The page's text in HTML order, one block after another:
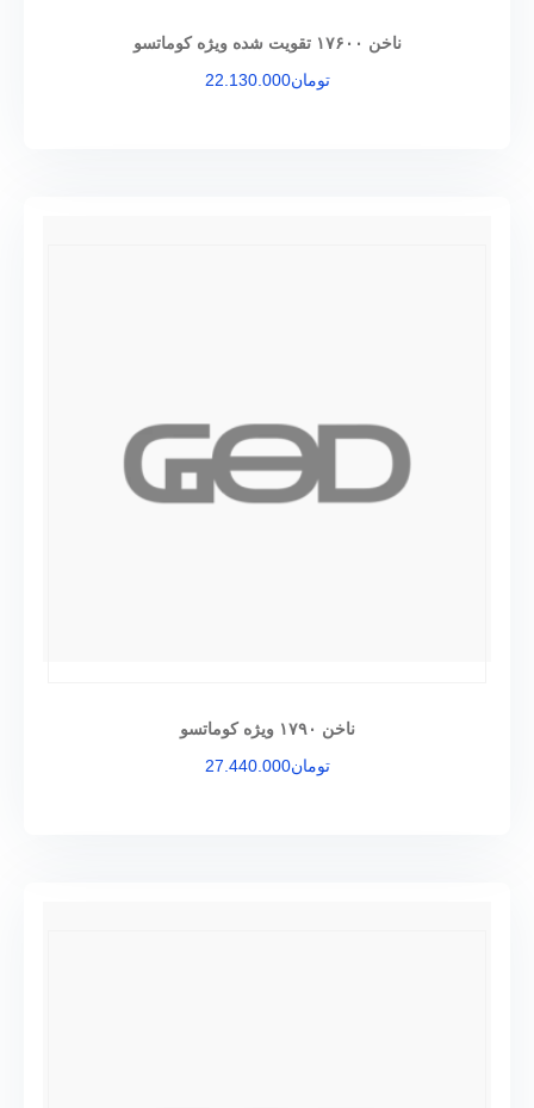
ناخن ۱۷۶۰۰ تقویت شده ویژه کوماتسو
تومان22.130.000
ناخن ۱۷۹۰ ویژه کوماتسو
تومان27.440.000